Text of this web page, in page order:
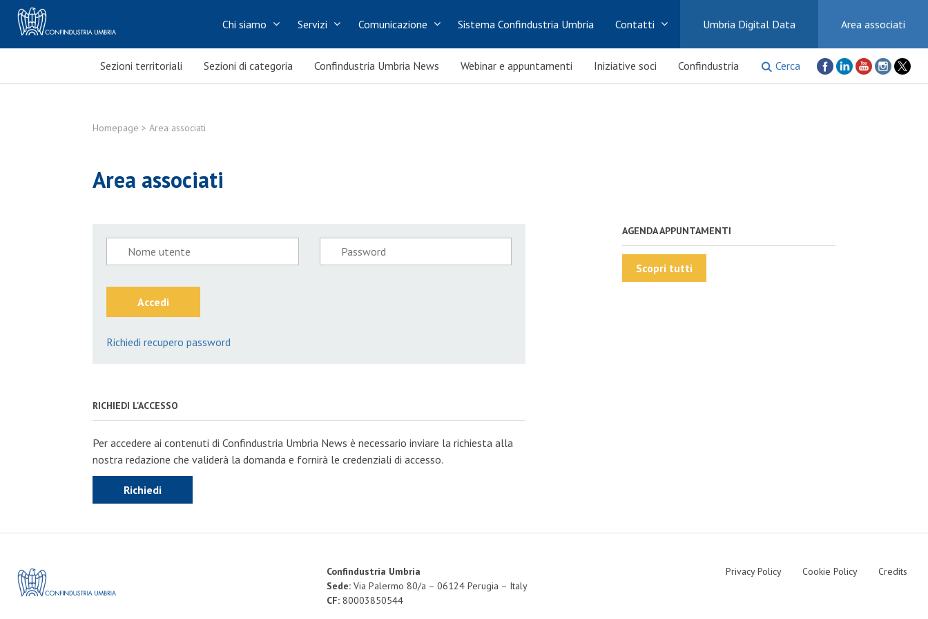
Chi siamo Servizi Comunicazione Sistema Confindustria Umbria Contatti Umbria Digital Data Area associati
Sezioni territoriali Sezioni di categoria Confindustria Umbria News Webinar e appuntamenti Iniziative soci Confindustria Cerca
Homepage > Area associati
Area associati
Accedi
Richiedi recupero password
RICHIEDI L'ACCESSO
Per accedere ai contenuti di Confindustria Umbria News è necessario inviare la richiesta alla
nostra redazione che validerà la domanda e fornirà le credenziali di accesso.
Richiedi
AGENDA APPUNTAMENTI
Scopri tutti
Confindustria Umbria
Sede: Via Palermo 80/a – 06124 Perugia – Italy
CF: 80003850544
Privacy Policy Cookie Policy Credits